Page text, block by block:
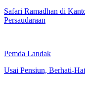
Safari Ramadhan di
Persaudaraan
Pemda Landak
Usai Pensiun, Berhati-